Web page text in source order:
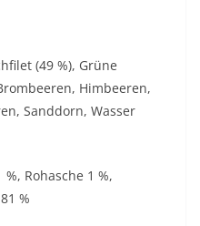
(49 %), Grüne
Himbeeren,
Sanddorn, Wasser
Rohasche 1 %,
%